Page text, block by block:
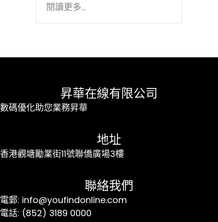
閱讀更多...
昇華在線有限公司
數碼優化助您業務昇華
地址
香港觀塘勵業街11號聯僑廣場3樓
聯絡我們
電郵: info@youfindonline.com
電話: (852) 3189 0000